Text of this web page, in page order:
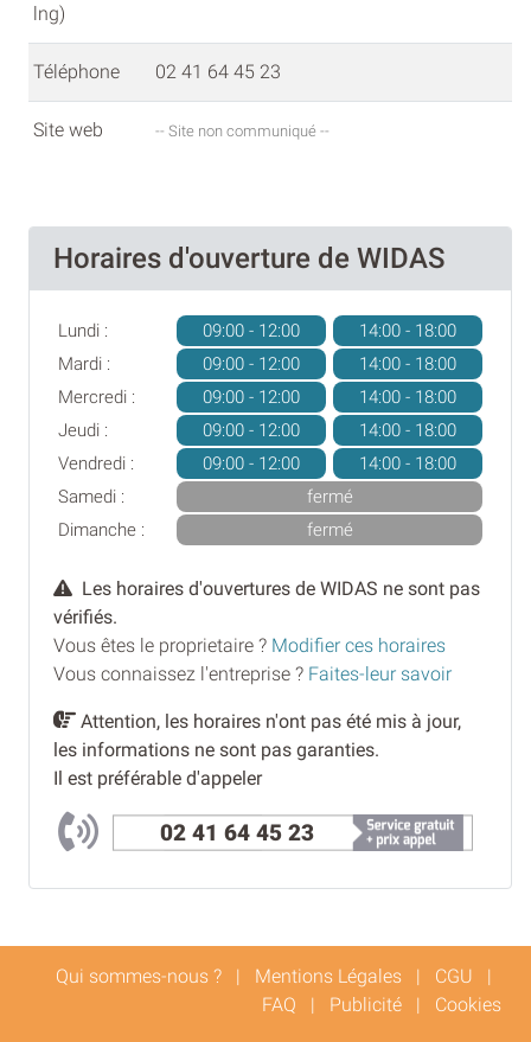
lng)
Téléphone 02 41 64 45 23
Site web -- Site non communiqué --
Horaires d'ouverture de WIDAS
Lundi : 09:00 - 12:00
14:00 - 18:00
Mardi :
09:00 - 12:00
14:00 - 18:00
Mercredi :
09:00 - 12:00
14:00 - 18:00
Jeudi :
09:00 - 12:00
14:00 - 18:00
Vendredi :
09:00 - 12:00
14:00 - 18:00
Samedi :
fermé
Dimanche :
fermé
Les horaires d'ouvertures de WIDAS ne sont pas
vérifiés.
Vous êtes le proprietaire ? Modifier ces horaires
Vous connaissez l'entreprise ? Faites-leur savoir
Attention, les horaires n'ont pas été mis à jour,
les informations ne sont pas garanties.
Il est préférable d'appeler
02 41 64 45 23
Qui sommes-nous ? | Mentions Légales | CGU |
FAQ | Publicité | Cookies